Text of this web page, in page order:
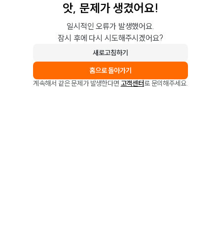
앗, 문제가 생겼어요!
일시적인 오류가 발생했어요.
잠시 후에 다시 시도해주시겠어요?
새로고침하기
홈으로 돌아가기
계속해서 같은 문제가 발생한다면 고객센터로 문의해주세요.